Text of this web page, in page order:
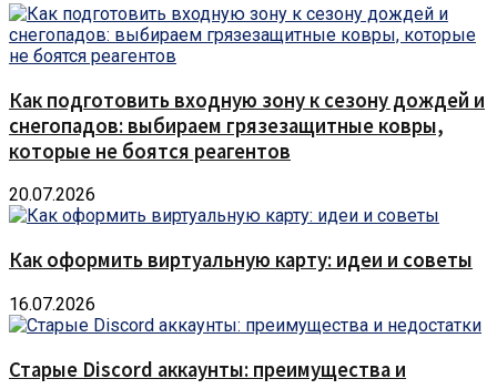
Как подготовить входную зону к сезону дождей и
снегопадов: выбираем грязезащитные ковры,
которые не боятся реагентов
20.07.2026
Как оформить виртуальную карту: идеи и советы
16.07.2026
Старые Discord аккаунты: преимущества и